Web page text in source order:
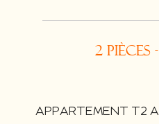
2 pièces
APPARTEMENT T2